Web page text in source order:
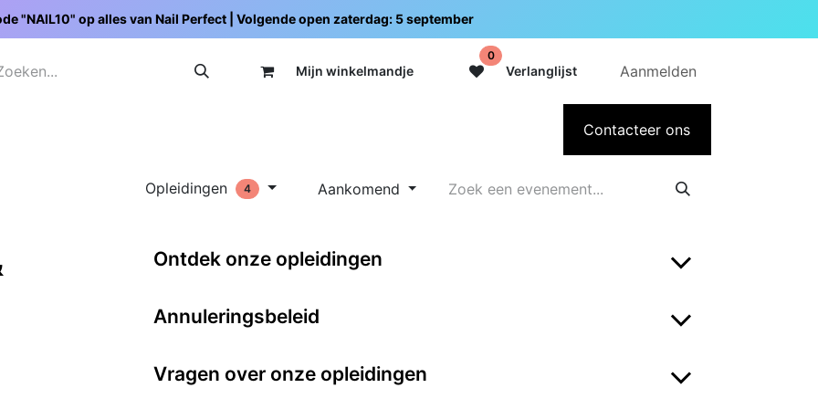
"NAIL10" op alles van Nail Perfect | Volgende open zaterdag: 5 september
Mijn winkelmandje
0
Verlanglijst Aanmelden
Over IntermediContacteer ons
Opleidingen 4 Aankomend
Ontdek onze opleidingen
Annuleringsbeleid
Vragen over onze opleidingen